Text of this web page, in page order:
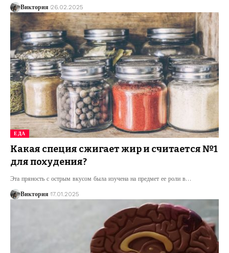
Виктория 26.02.2025
ЕДА
Какая специя сжигает жир и считается №1
для похудения?
Эта пряность с острым вкусом была изучена на предмет ее роли в…
Виктория 17.01.2025